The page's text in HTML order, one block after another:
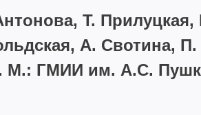
Т.
А. Свотина,
М.: ГМИИ им. А.С.